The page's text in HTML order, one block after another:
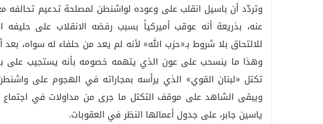
وتردّد أن باسيل انقلب على وعوده لواشنطن لمصلحة تدعيم تحالفه
عنه، بذريعة أنه عوقب أميركياً بسبب رفضه الانقلاب على
للالتحاق بلا شروط بـ«حزب الله» لأنه لم يعد من حلفاء له سواه،
وهذا ما ينسحب على عون الذي يتهمه خصومه بأنه يستجيب على
تكتل «لبنان القوي» الذي يرأسه بمجاراته في الهجوم على
ويبقى الشاهد على موقف التكتل ما جرى من مداولات في اجتماع
ياسين جابر، على جدول أعمالها النظر في العقوبات.